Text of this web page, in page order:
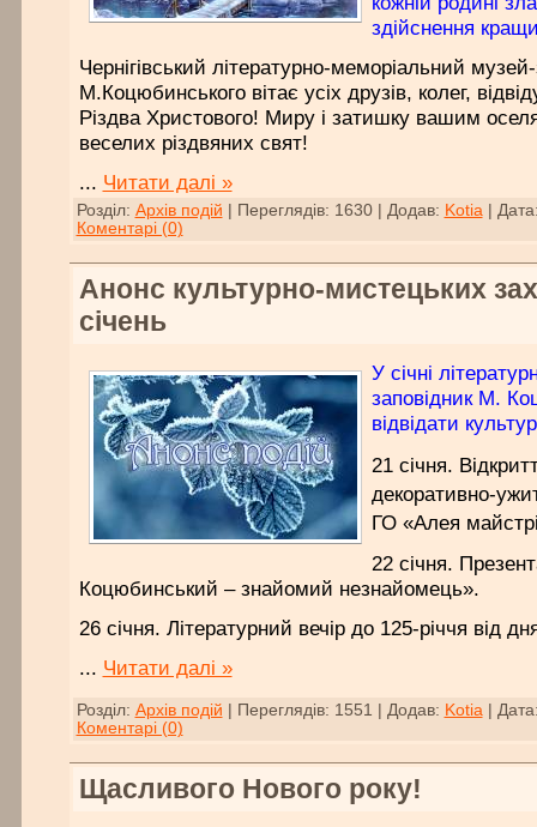
здійснення
Чернігівський літературно-меморіальний
М.Коцюбинського вітає усіх друзів, колег,
Різдва Христового! Миру і затишку вашим
веселих різдвяних свят!
... Читати далі »
Розділ: Архів подій Переглядів: 1630| Додав: Kotia|
Коментарі (0)
Анонс культурно-мистецьких
січень
У січні
заповідник М.
відвідати
21 січня.
декоративно-
ГО «Алея
22 січня.
Коцюбинський – знайомий незнайомець».
26 січня. Літературний вечір до 125-річчя від
... Читати далі »
Розділ: Архів подій Переглядів: 1551 Додав: Kotia|
Коментарі (0)
Щасливого Нового року!